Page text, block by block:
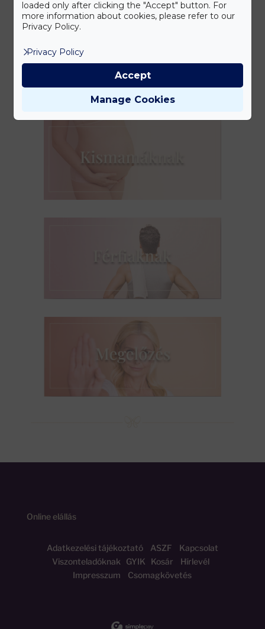
Online elállás
Adatkezelési tájékoztatóASZF
Kapcsolat
Viszonteladóknak
GYIK Kosár
Hírlevél
Impresszum
Csomagkövetés
loaded only after clicking the "Accept" button. For
more information about cookies, please refer to our
Privacy Policy.
Privacy Policy
Manage Cookies
Accept